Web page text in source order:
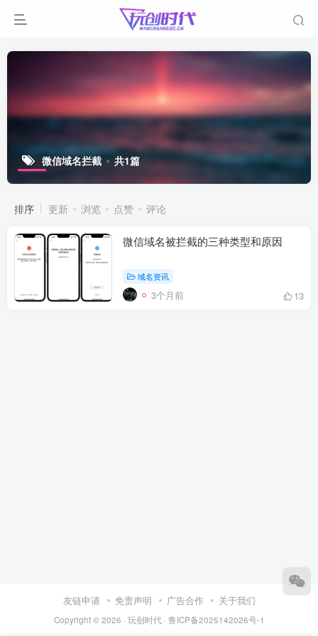
微信域名拦截 共1篇
排序 更新 浏览 点赞 评论
微信域名被拦截的三种类型和原因
域名资讯
3个月前 13
友链申请 免责声明 广告合作 关于我们
Copyright © 2026 · 玩创时代 · 鲁ICP备2025142026号-1